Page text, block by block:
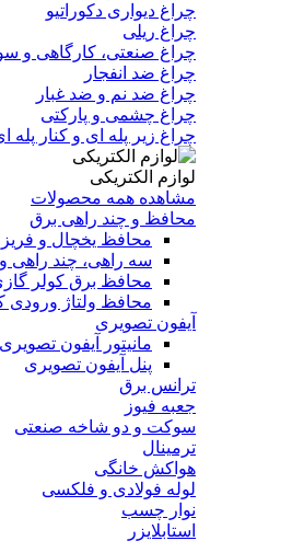
چراغ دیواری دکوراتیو
چراغ ریلی
چراغ صنعتی، کارگاهی و
چراغ ضد انفجار
چراغ ضد نم و ضد غبار
چراغ چشمی و پارکتی
چراغ‌ زیر‌ پله‌ ای و کنار‌ پله‌
لوازم الکتریکی
مشاهده همه محصولات
محافظ و چند راهی برق
محافظ یخچال و
سه راهی، چند راهی
محافظ برق کولر
محافظ ولتاژ ورودی
آیفون تصویری
مانیتور آیفون تصویری
پنل آیفون تصویری
ترانس برق
جعبه فیوز
سوکت و دو شاخه صنعتی
ترمینال
هواکش خانگی
لوله فولادی و فلکسی
نوار چسب
استابلایزر